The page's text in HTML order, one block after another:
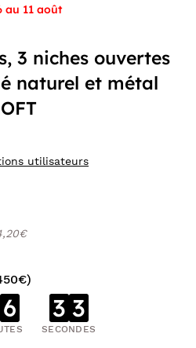
au 11 août
3 niches ouvertes
naturel et métal
utilisateurs
6 3 2
SECONDES